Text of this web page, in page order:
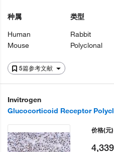
5篇参考文献
种属
Human
Mouse
类型
Rabbit
Polyclonal
Invitrogen
Glucocorticoid Receptor
价格(元)